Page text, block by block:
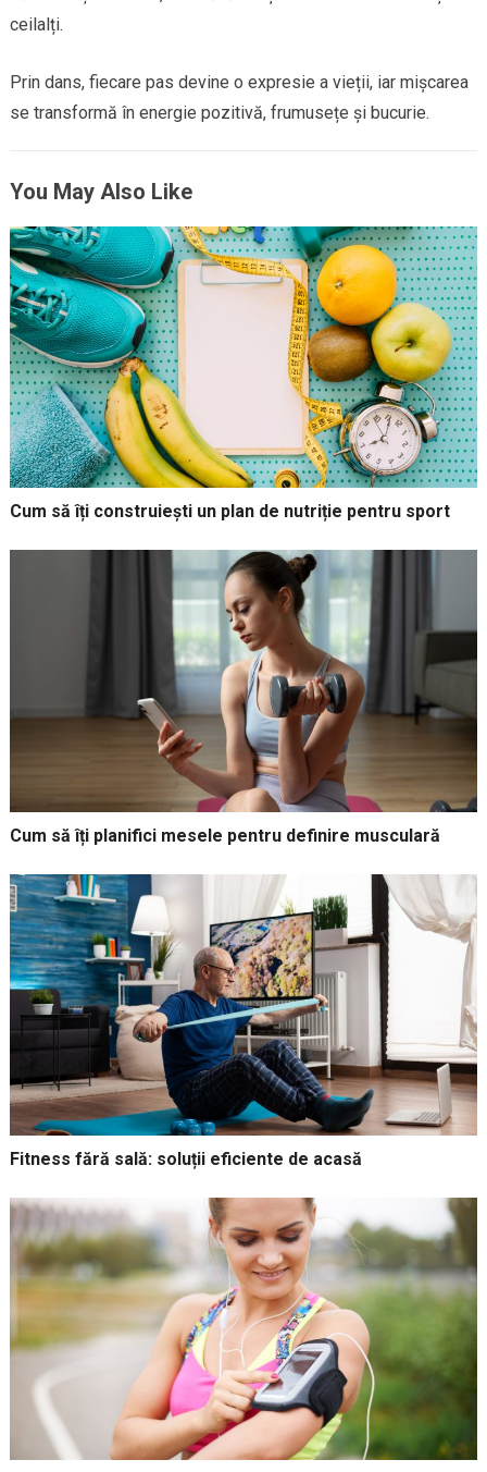
ceilalți.
Prin dans, fiecare pas devine o expresie a vieții, iar mișcarea
se transformă în energie pozitivă, frumusețe și bucurie.
You May Also Like
Cum să îți construiești un plan de nutriție pentru sport
Cum să îți planifici mesele pentru definire musculară
Fitness fără sală: soluții eficiente de acasă